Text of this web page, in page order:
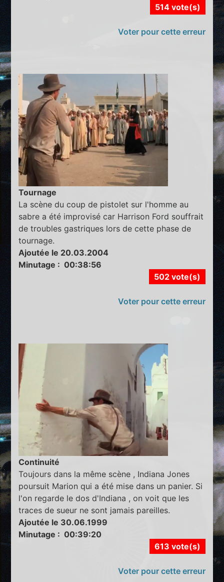
514 vote(s)
Voter pour cette erreur
Tournage
La scène du coup de pistolet sur l'homme au
sabre a été improvisé car Harrison Ford souffrait
de troubles gastriques lors de cette phase de
tournage.
Ajoutée le 20.03.2004
Minutage : 00:38:56
502 vote(s)
Voter pour cette erreur
Continuité
Toujours dans la même scène , Indiana Jones
poursuit Marion qui a été mise dans un panier. Si
l'on regarde le dos d'Indiana , on voit que les
traces de sueur ne sont jamais pareilles.
Ajoutée le 30.06.1999
Minutage : 00:39:20
613 vote(s)
Voter pour cette erreur